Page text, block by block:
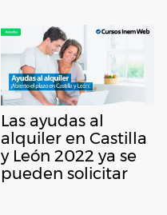
Las ayudas al
alquiler en Castilla
y León 2022 ya se
pueden solicitar